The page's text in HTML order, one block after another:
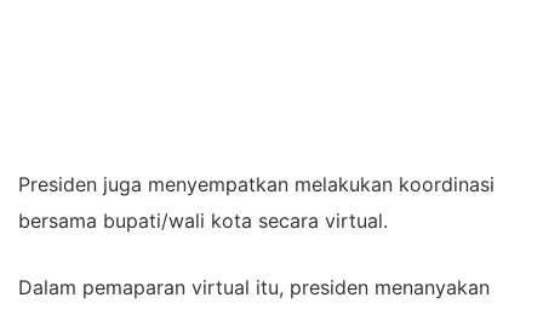
Presiden juga menyempatkan melakukan koordinasi
bersama bupati/wali kota secara virtual.
Dalam pemaparan virtual itu, presiden menanyakan